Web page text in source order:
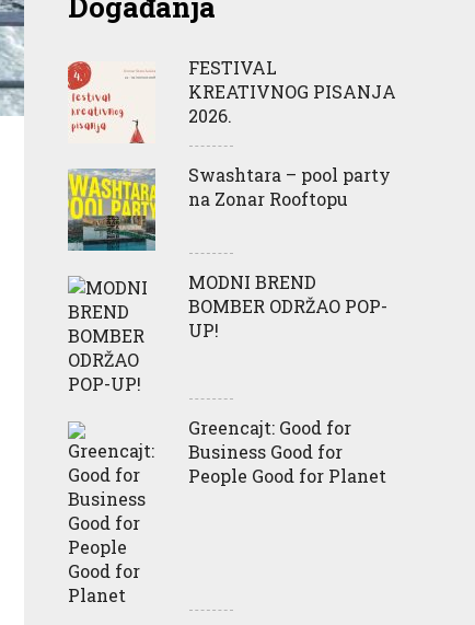
FESTIVAL
KREATIVNOG PISANJA
2026.
Swashtara – pool party
na Zonar Rooftopu
MODNI BREND
BOMBER ODRŽAO POP-
UP!
Greencajt: Good for
Business Good for
People Good for Planet